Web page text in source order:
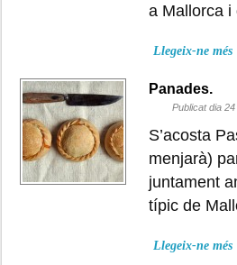
a Mallorca
Llegeix-ne més
Panades.
Publicat dia
S’acosta
menjarà)
juntament
típic de
Llegeix-ne més